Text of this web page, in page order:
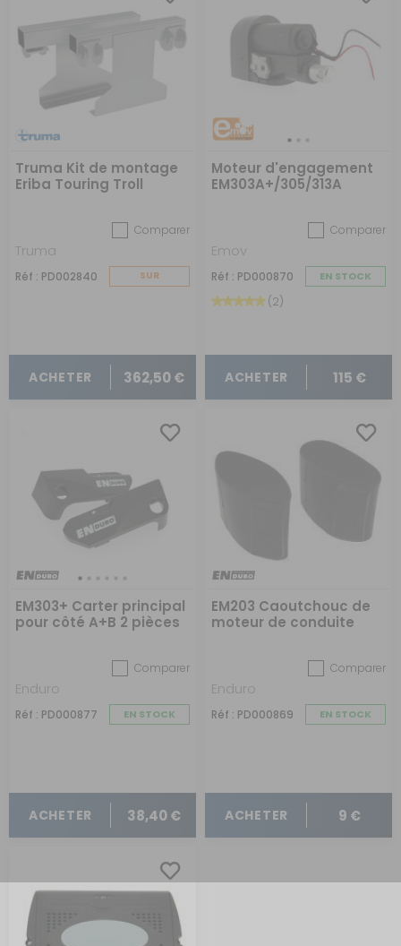
Truma Kit de montage
Eriba Touring Troll
Comparer
Truma
Réf : PD002840
SUR
ACHETER 362,50 €
Moteur d'engagement
EM303A+/305/313A
Comparer
Emov
Réf : PD000870 EN STOCK
(2)
ACHETER 115 €
EM303+ Carter principal
pour côté A+B 2 pièces
Comparer
Enduro
Réf : PD000877 EN STOCK
ACHETER 38,40 €
EM203 Caoutchouc de
moteur de conduite
Comparer
Enduro
Réf : PD000869 EN STOCK
ACHETER 9 €